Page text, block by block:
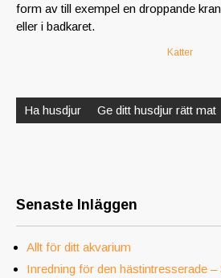
form av till exempel en droppande
eller i badkaret.
Katter
Ha husdjur Ge ditt husdjur rätt mat
Senaste Inläggen
Allt för ditt akvarium
Inredning för den hästintresserade –